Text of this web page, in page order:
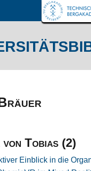
Tobias (2)
Einblick in die